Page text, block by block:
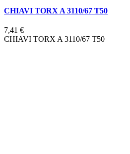
CHIAVI TORX A 3110/67 T50
7,41 €
CHIAVI TORX A 3110/67 T50